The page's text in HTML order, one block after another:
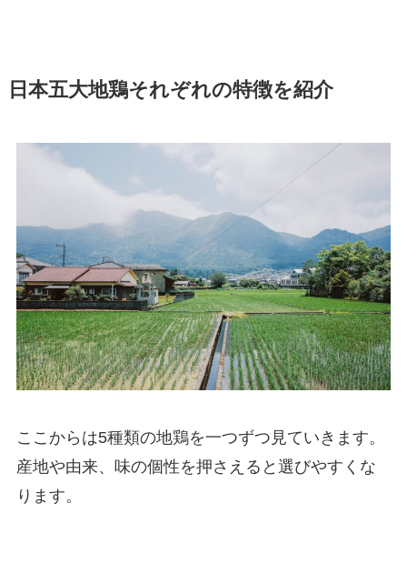
日本五大地鶏それぞれの特徴を紹介
ここからは5種類の地鶏を一つずつ見ていきます。
産地や由来、味の個性を押さえると選びやすくな
ります。